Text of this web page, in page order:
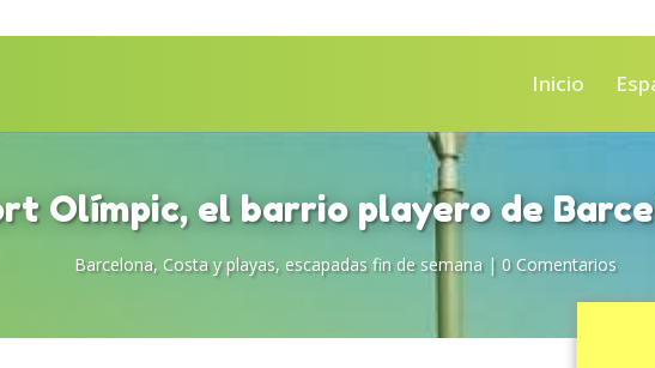
Inicio
Olímpic, el barrio playero de
Barcelona, Costa y playas, escapadas fin de semana| 0 Comentarios